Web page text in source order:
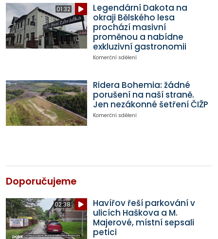
01:32
Legendární Dakota na
okraji Bělského lesa
prochází masivní
proměnou a nabídne
exkluzivní gastronomii
Komerční sdělení
Ridera Bohemia: žádné
porušení na naší straně.
Jen nezákonné šetření ČIŽP
Komerční sdělení
Doporučujeme
02:38
Havířov řeší parkování v
ulicích Haškova a M.
Majerové, místní sepsali
petici